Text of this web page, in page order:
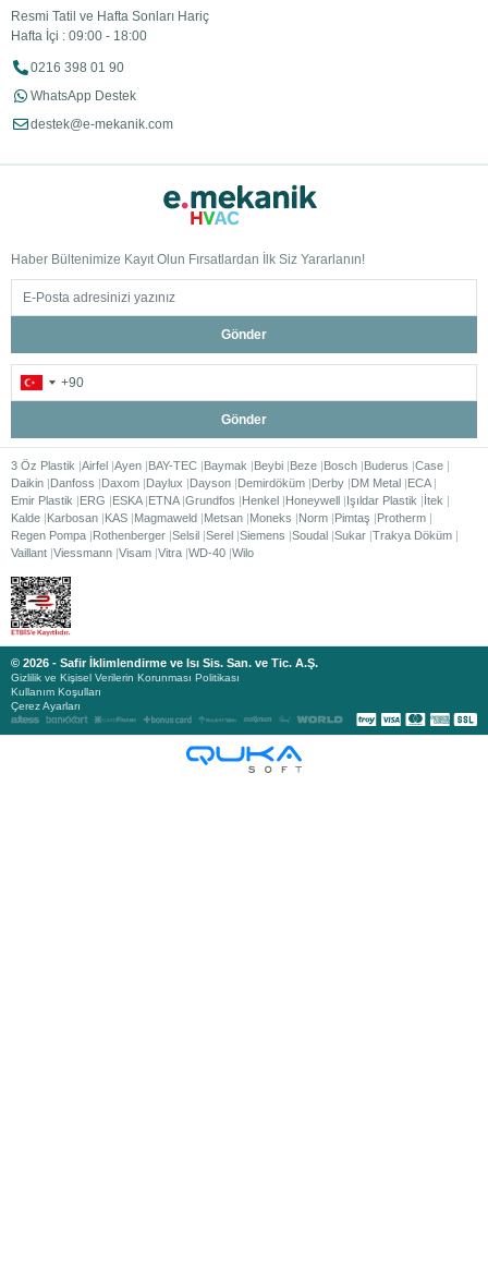
Resmi Tatil ve Hafta Sonları Hariç
Hafta İçi : 09:00 - 18:00
0216 398 01 90
WhatsApp Destek
destek@e-mekanik.com
Haber Bültenimize Kayıt Olun Fırsatlardan İlk Siz Yararlanın!
Gönder
Gönder
3 Öz Plastik Airfel Ayen BAY-TEC Baymak Beybi Beze Bosch Buderus Case
Daikin Danfoss Daxom Daylux Dayson Demirdöküm Derby DM Metal ECA
Emir Plastik
ERG ESKA ETNA Grundfos Henkel Honeywell Işıldar Plastik
İtek
Kalde Karbosan KAS Magmaweld Metsan Moneks Norm Pimtaş
Protherm
Regen Pompa Rothenberger Selsil Serel Siemens Soudal Sukar Trakya Döküm
Vaillant Viessmann Visam Vitra WD-40 Wilo
© 2026 - Safir İklimlendirme ve Isı Sis. San. ve Tic. A.Ş.
Gizlilik ve Kişisel Verilerin Korunması Politikası
Kullanım Koşulları
Çerez Ayarları